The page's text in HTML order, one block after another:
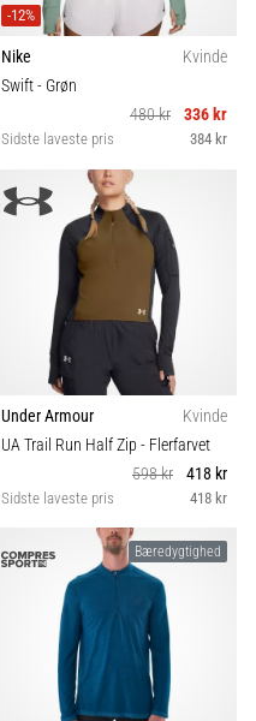
-12%
Nike
Kvinde
Swift- Grøn
480 kr
336 kr
Sidste laveste pris 384 kr
Under Armour
Kvinde
UA Trail Run Half Zip - Flerfarvet
598 kr
418 kr
Sidste laveste pris 418 kr
Bæredygtighed